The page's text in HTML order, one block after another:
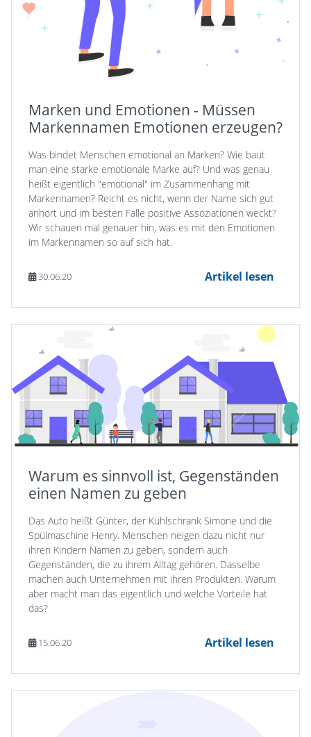
Marken und Emotionen - Müssen
Markennamen Emotionen erzeugen?
Was bindet Menschen emotional an Marken? Wie baut
man eine starke emotionale Marke auf? Und was genau
heißt eigentlich "emotional" im Zusammenhang mit
Markennamen? Reicht es nicht, wenn der Name sich gut
anhört und im besten Falle positive Assoziationen weckt?
Wir schauen mal genauer hin, was es mit den Emotionen
im Markennamen so auf sich hat.
30.06.20 Artikel lesen
Warum es sinnvoll ist, Gegenständen
einen Namen zu geben
Das Auto heißt Günter, der Kühlschrank Simone und die
Spülmaschine Henry. Menschen neigen dazu nicht nur
ihren Kindern Namen zu geben, sondern auch
Gegenständen, die zu ihrem Alltag gehören. Dasselbe
machen auch Unternehmen mit ihren Produkten. Warum
aber macht man das eigentlich und welche Vorteile hat
das?
15.06.20 Artikel lesen